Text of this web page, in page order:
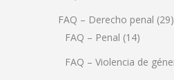
FAQ – Derecho penal (29)
FAQ – Penal (14)
FAQ – Violencia de